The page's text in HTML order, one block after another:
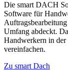
Die smart DACH
Software für
Umfang abdeckt.
Handwerkern in
vereinfachen.
Zu smart Dach